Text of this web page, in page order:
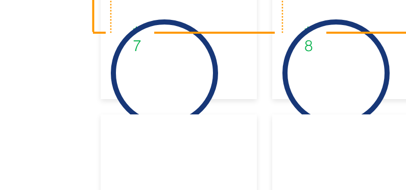
1
7
1
8